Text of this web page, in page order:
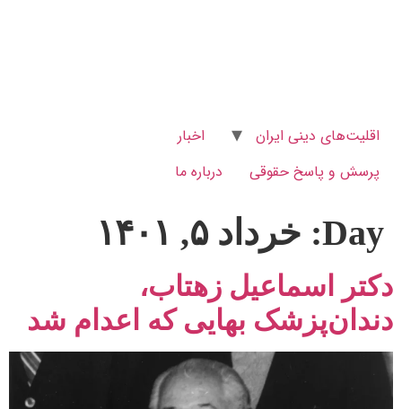
اقلیت‌های دینی ایران
اخبار
پرسش و پاسخ‌ حقوقی
درباره ما
Day: خرداد ۵, ۱۴۰۱
دکتر اسماعیل زهتاب،
دندان‌پزشک بهایی که اعدام شد